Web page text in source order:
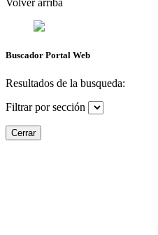
Volver arriba
Buscador Portal Web
Resultados de la busqueda:
Filtrar por sección
Cerrar